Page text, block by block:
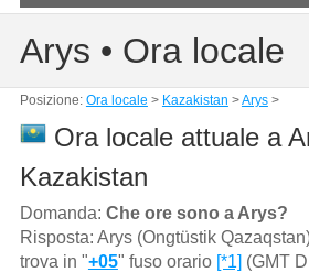
Arys • Ora locale
Posizione: Ora locale > Kazakistan >Arys>
Ora locale attuale a
Kazakistan
Domanda: Che ore sono a Arys?
Risposta: Arys (Ongtüstik
trova in "+05" fuso orario [*1] (GMT